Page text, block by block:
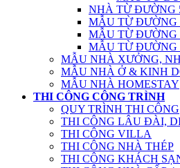
NHÀ TỪ ĐƯỜNG
MẪU TỪ ĐƯỜNG
MẪU TỪ
MẪU TỪ ĐƯỜNG
MẪU NHÀ XƯỞNG,
MẪU NHÀ Ở & KINH
MẪU NHÀ HOMESTAY
THI CÔNG CÔNG TRÌNH
QUY TRÌNH THI CÔNG
THI CÔNG LÂU ĐÀI,
THI CÔNG VILLA
THI CÔNG NHÀ THÉP
THI CÔNG KHÁCH